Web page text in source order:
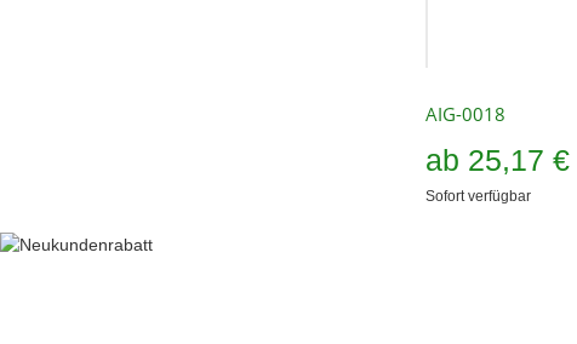
AIG-0018
ab 25,17 €
Sofort verfügbar